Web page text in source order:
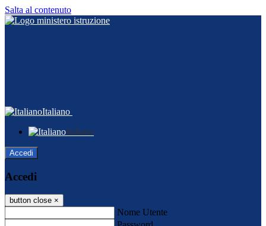
Salta al contenuto
Italiano
Italiano
Accedi
Accedi
button close ×
Nome Utente